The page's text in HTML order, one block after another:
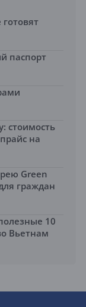
паспорт
стоимость
на
Green
граждан
10
Вьетнам